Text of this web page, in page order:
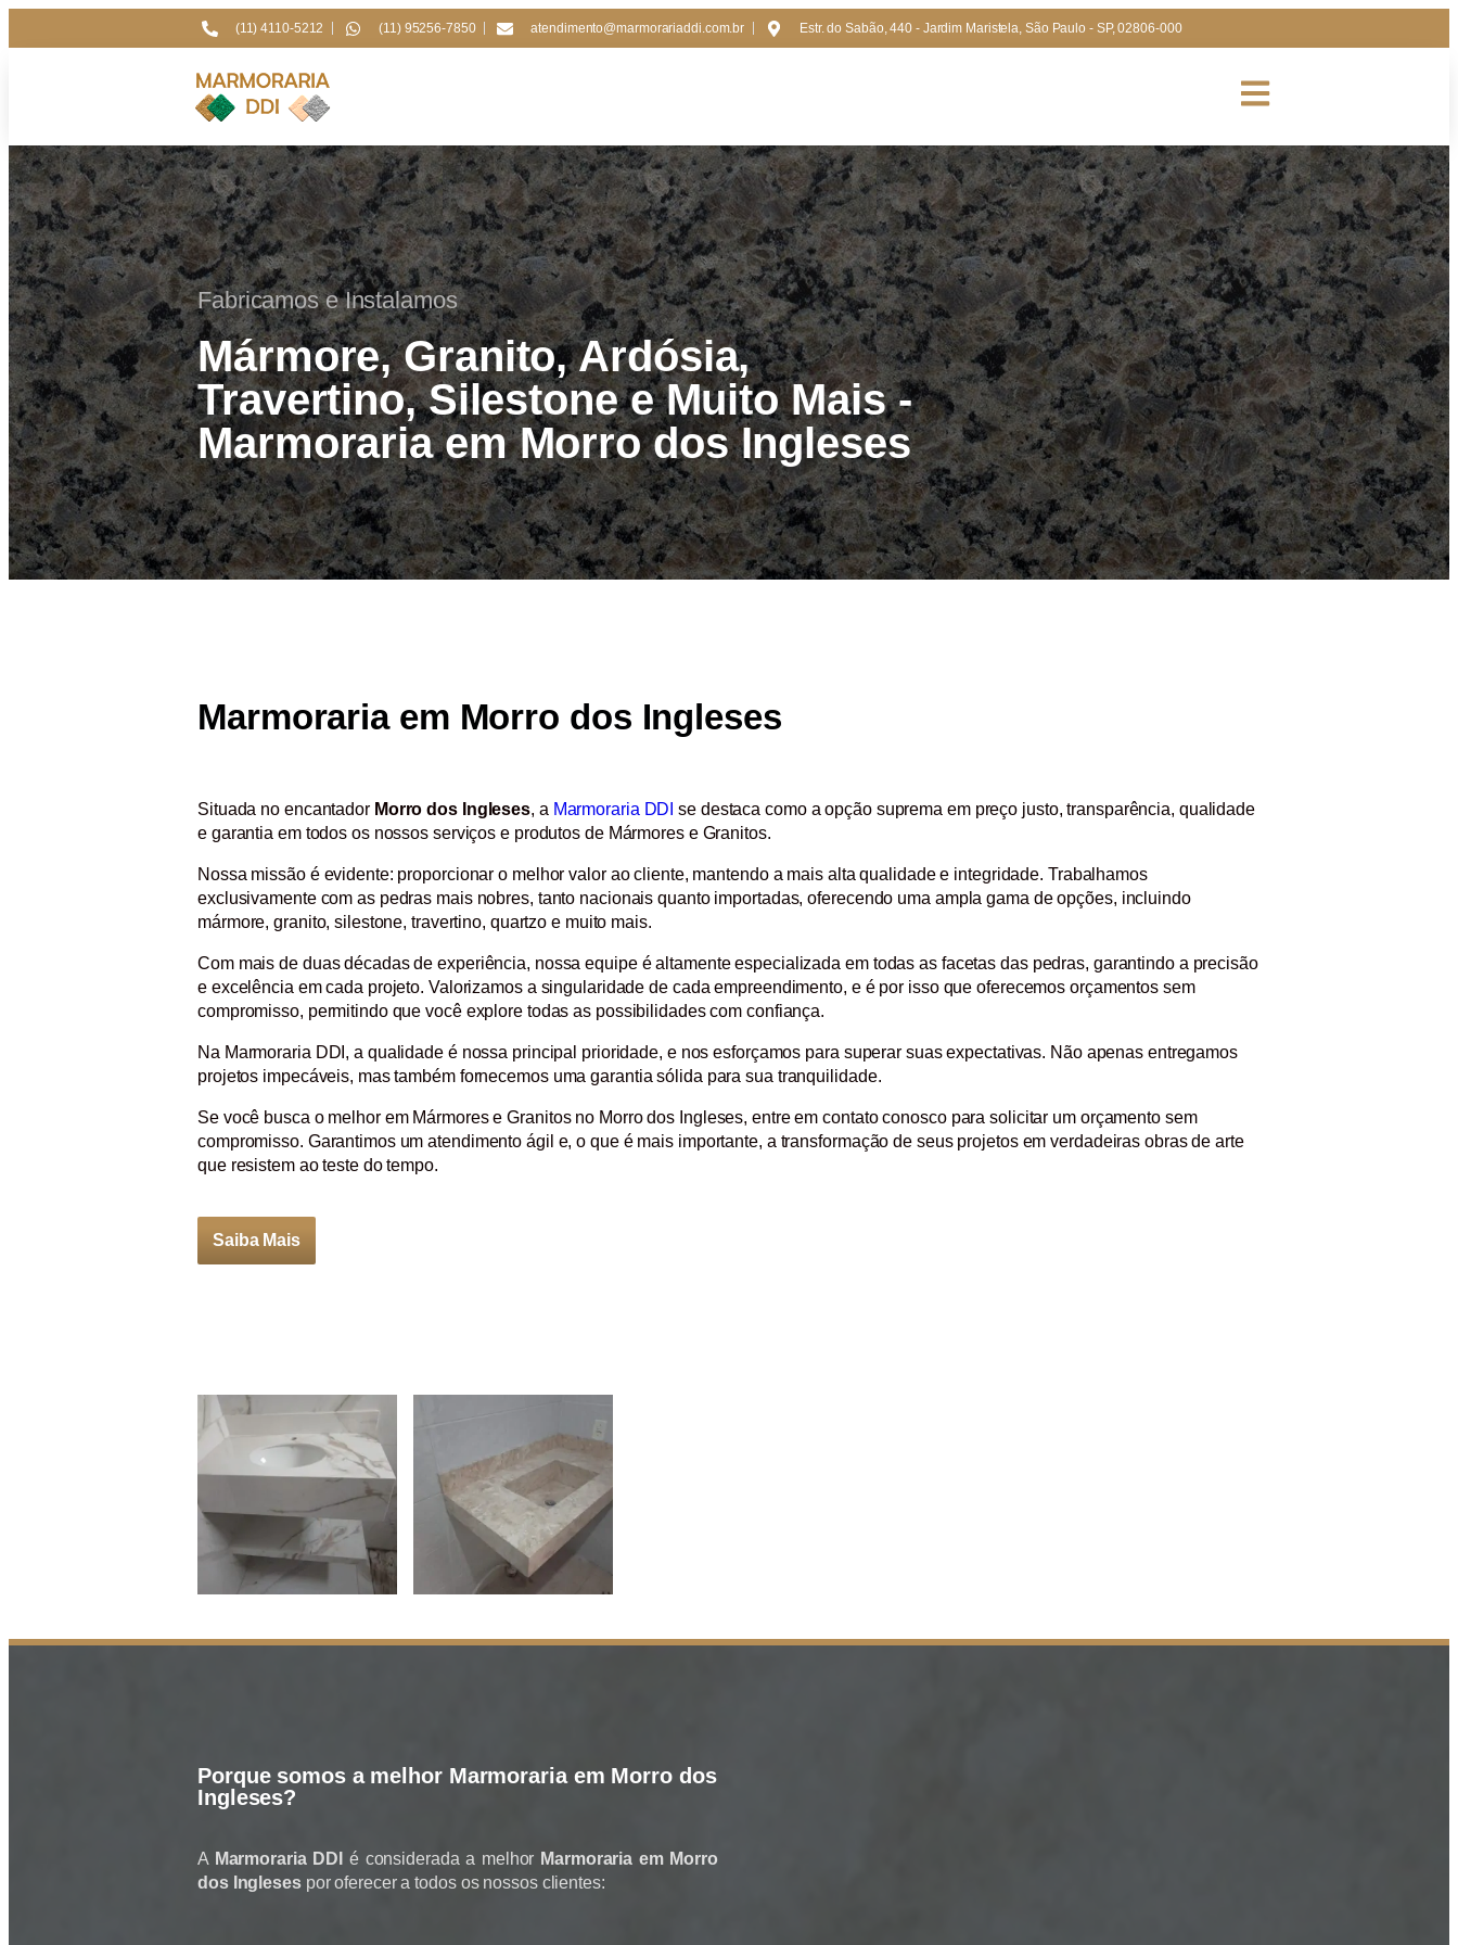
(11) 4110-5212 (11) 95256-7850 atendimento@marmorariaddi.com.br Estr. do Sabão, 440 - Jardim Maristela, São Paulo - SP, 02806-000
Fabricamos e Instalamos
Mármore, Granito, Ardósia,
Travertino, Silestone e Muito Mais -
Marmoraria em Morro dos Ingleses
Marmoraria em Morro dos Ingleses
Situada no encantador Morro dos Ingleses, a Marmoraria DDI se destaca como a opção suprema em preço justo, transparência, qualidade
e garantia em todos os nossos serviços e produtos de Mármores e Granitos.
Nossa missão é evidente: proporcionar o melhor valor ao cliente, mantendo a mais alta qualidade e integridade. Trabalhamos
exclusivamente com as pedras mais nobres, tanto nacionais quanto importadas, oferecendo uma ampla gama de opções, incluindo
mármore, granito, silestone, travertino, quartzo e muito mais.
Com mais de duas décadas de experiência, nossa equipe é altamente especializada em todas as facetas das pedras, garantindo a precisão
e excelência em cada projeto. Valorizamos a singularidade de cada empreendimento, e é por isso que oferecemos orçamentos sem
compromisso, permitindo que você explore todas as possibilidades com confiança.
Na Marmoraria DDI, a qualidade é nossa principal prioridade, e nos esforçamos para superar suas expectativas. Não apenas entregamos
projetos impecáveis, mas também fornecemos uma garantia sólida para sua tranquilidade.
Se você busca o melhor em Mármores e Granitos no Morro dos Ingleses, entre em contato conosco para solicitar um orçamento sem
compromisso. Garantimos um atendimento ágil e, o que é mais importante, a transformação de seus projetos em verdadeiras obras de arte
que resistem ao teste do tempo.
Saiba Mais
Porque somos a melhor Marmoraria em Morro dos
Ingleses?
A Marmoraria DDI é considerada a melhor Marmoraria em Morro
dos Inglesespor oferecer a todos os nossos clientes: